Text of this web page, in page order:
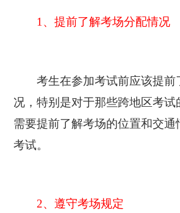
1、提前了解考场分配情况
考生在参加考试前应该提前
况，特别是对于那些跨地区考试
需要提前了解考场的位置和交通
考试。
2、遵守考场规定